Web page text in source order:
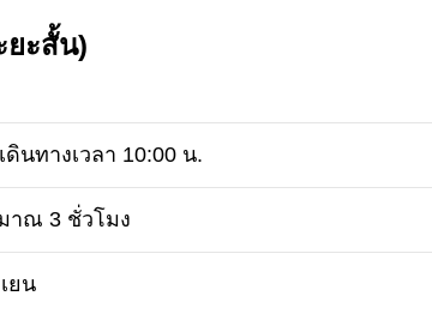
ยะสั้น)
ดินทางเวลา 10:00 น.
าณ 3 ชั่วโมง
ยน